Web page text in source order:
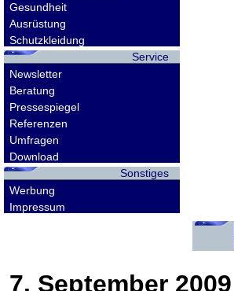
Gesundheit
Ausrüstung
Schutzkleidung
Service
Newsletter
Beratung
Pressespiegel
Referenzen
Umfragen
Download
Sonstiges
Werbung
Impressum
7. September 2009